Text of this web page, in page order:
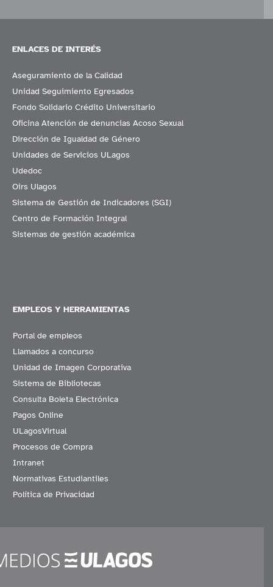
ENLACES DE INTERÉS
Aseguramiento de la Calidad
Unidad Seguimiento Egresados
Fondo Solidario Crédito Universitario
Oficina Atención de denuncias Acoso Sexual
Dirección de Igualdad de Género
Unidades de Servicios ULagos
Udedoc
Oirs Ulagos
Sistema de Gestión de Indicadores (SGI)
Centro de Formación Integral
Sistemas de gestión académica
EMPLEOS Y HERRAMIENTAS
Portal de empleos
Llamados a concurso
Unidad de Imagen Corporativa
Sistema de Bibliotecas
Consulta Boleta Electrónica
Pagos Online
ULagosVirtual
Procesos de Compra
Intranet
Normativas Estudiantiles
Política de Privacidad